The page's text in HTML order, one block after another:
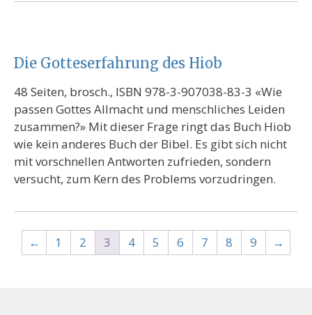
Die Gotteserfahrung des Hiob
48 Seiten, brosch., ISBN 978-3-907038-83-3 «Wie
passen Gottes Allmacht und menschliches Leiden
zusammen?» Mit dieser Frage ringt das Buch Hiob
wie kein anderes Buch der Bibel. Es gibt sich nicht
mit vorschnellen Antworten zufrieden, sondern
versucht, zum Kern des Problems vorzudringen.
← 1 2 3 4 5 6 7 8 9 →